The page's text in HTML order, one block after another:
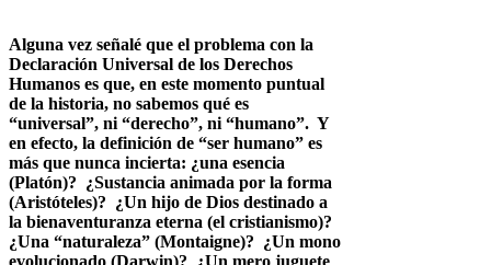
Alguna vez señalé que el problema con la
Declaración Universal de los Derechos
Humanos es que, en este momento puntual
de la historia, no sabemos qué es
“universal”, ni “derecho”, ni “humano”. Y
en efecto, la definición de “ser humano” es
más que nunca incierta: ¿una esencia
(Platón)? ¿Sustancia animada por la forma
(Aristóteles)? ¿Un hijo de Dios destinado a
la bienaventuranza eterna (el cristianismo)?
¿Una “naturaleza” (Montaigne)? ¿Un mono
evolucionado (Darwin)? ¿Un mero juguete